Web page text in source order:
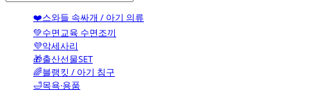
❤️스와들 속싸개 / 아기 의류
💚수면교육 수면조끼
💜악세사리
🎁출산선물SET
🌈블랭킷 / 아기 침구
🛁목욕·용품